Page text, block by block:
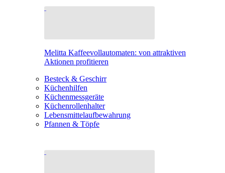
Melitta Kaffeevollautomaten: von attraktiven
Aktionen profitieren
Besteck & Geschirr
Küchenhilfen
Küchenmessgeräte
Küchenrollenhalter
Lebensmittelaufbewahrung
Pfannen & Töpfe